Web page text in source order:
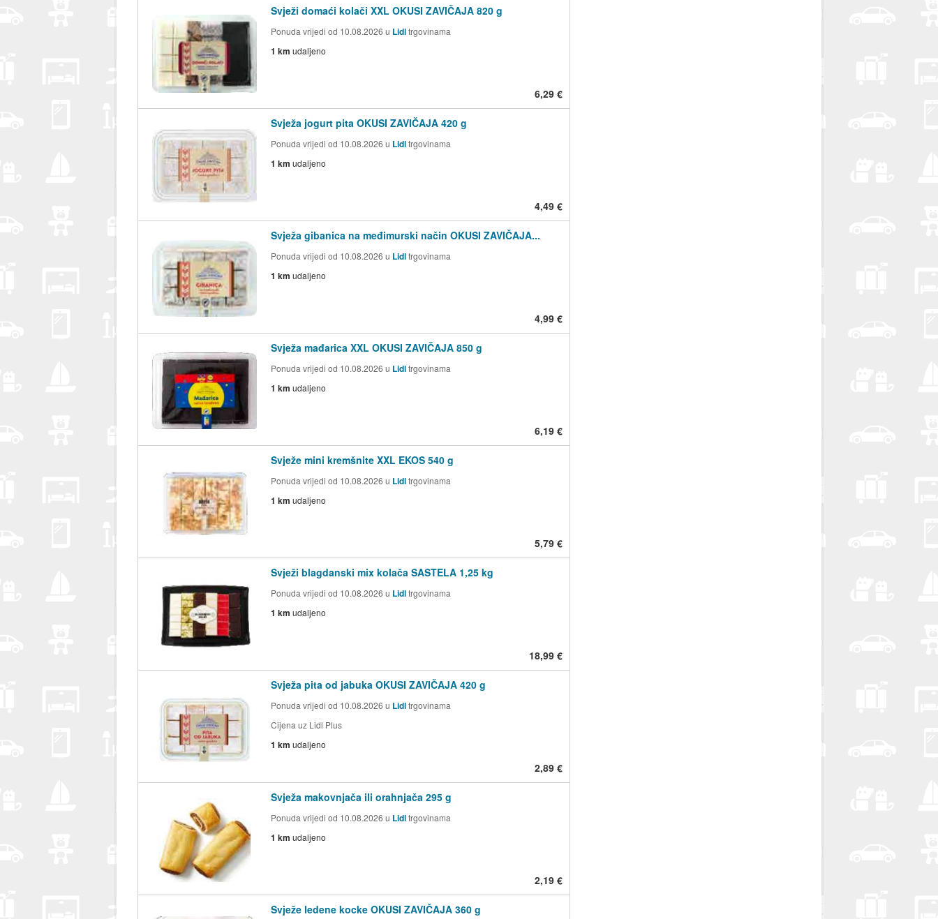
Svježi domaći kolači XXL OKUSI ZAVIČAJA 820 g
Ponuda vrijedi od 10.08.2026 u Lidltrgovinama
1 km udaljeno
6,29 €
Svježa jogurt pita OKUSI ZAVIČAJA 420 g
Ponuda vrijedi od 10.08.2026 u Lidltrgovinama
1 km udaljeno
4,49 €
Svježa gibanica na međimurski način OKUSI ZAVIČAJA...
Ponuda vrijedi od 10.08.2026 u Lidltrgovinama
1 km udaljeno
4,99 €
Svježa mađarica XXL OKUSI ZAVIČAJA 850 g
Ponuda vrijedi od 10.08.2026 u Lidltrgovinama
1 km udaljeno
6,19 €
Svježe mini kremšnite XXL EKOS 540 g
Ponuda vrijedi od 10.08.2026 u Lidltrgovinama
1 km udaljeno
5,79 €
Svježi blagdanski mix kolača SASTELA 1,25 kg
Ponuda vrijedi od 10.08.2026 u Lidltrgovinama
1 km udaljeno
18,99 €
Svježa pita od jabuka OKUSI ZAVIČAJA 420 g
Ponuda vrijedi od 10.08.2026 u Lidltrgovinama
Cijena uz Lidl Plus
1 km udaljeno
2,89 €
Svježa makovnjača ili orahnjača 295 g
Ponuda vrijedi od 10.08.2026 u Lidltrgovinama
1 km udaljeno
2,19 €
Svježe ledene kocke OKUSI ZAVIČAJA 360 g